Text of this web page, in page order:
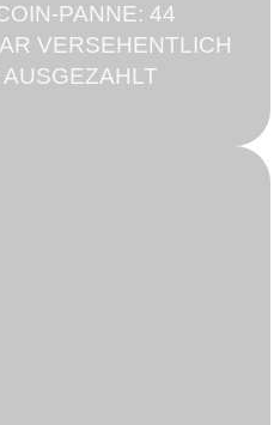
PANNE: 44
VERSEHENTLICH